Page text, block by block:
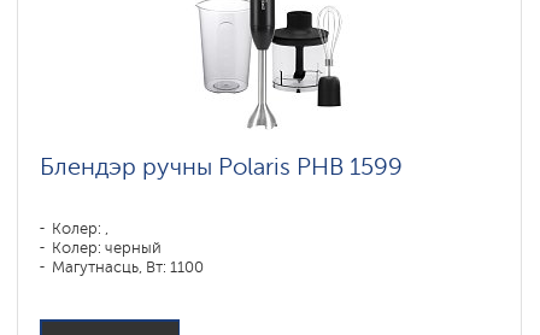
Блендэр ручны Polaris PHB 1599
Колер: ,
Колер: черный
Магутнасць, Вт: 1100